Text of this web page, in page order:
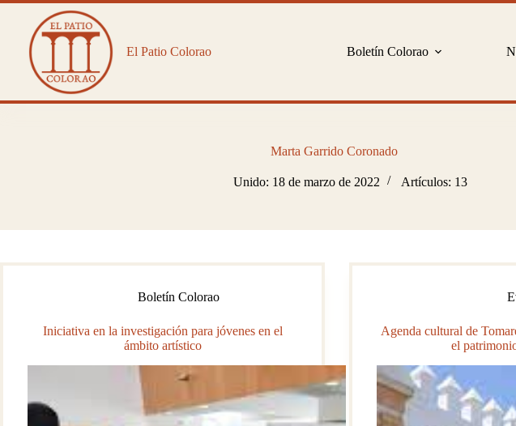
Saltar
contenido
El Patio Colorao
Boletín Colorao
Marta Garrido Coronado
Unido: 18 de marzo de 2022 Artículos: 13
Boletín Colorao
Iniciativa en la investigación para jóvenes en el
ámbito artístico
Agenda cultural de
el